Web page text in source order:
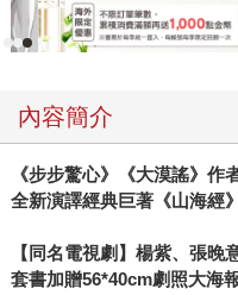
內容簡介
《步步驚心》《大漠謠》作
全新演譯經典巨著《山海經
【同名電視劇】楊紫、張
套書加贈56*40cm劇照大海